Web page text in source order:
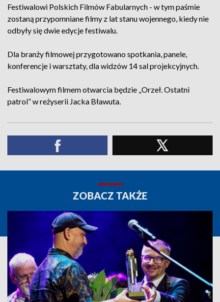
Festiwalowi Polskich Filmów Fabularnych - w tym paśmie
zostaną przypomniane filmy z lat stanu wojennego, kiedy nie
odbyły się dwie edycje festiwalu.
Dla branży filmowej przygotowano spotkania, panele,
konferencje i warsztaty, dla widzów 14 sal projekcyjnych.
Festiwalowym filmem otwarcia będzie „Orzeł. Ostatni
patrol” w reżyserii Jacka Bławuta.
ZOBACZ TAKŻE